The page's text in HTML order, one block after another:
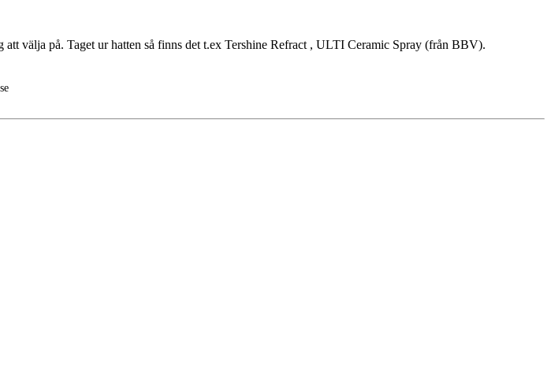
välja på. Taget ur hatten så finns det t.ex Tershine Refract , ULTI Ceramic Spray (från BBV).